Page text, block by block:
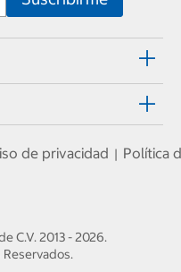
de privacidad | Política
C.V.2013 - 2026.